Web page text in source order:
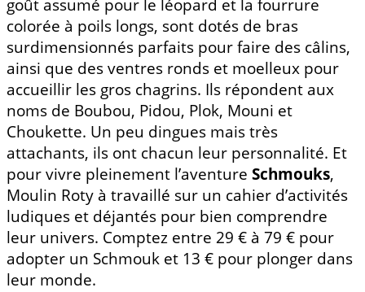
goût assumé pour le léopard et la fourrure
colorée à poils longs, sont dotés de bras
surdimensionnés parfaits pour faire des câlins,
ainsi que des ventres ronds et moelleux pour
accueillir les gros chagrins. Ils répondent aux
noms de Boubou, Pidou, Plok, Mouni et
Choukette. Un peu dingues mais très
attachants, ils ont chacun leur personnalité. Et
pour vivre pleinement l’aventure Schmouks,
Moulin Roty à travaillé sur un cahier d’activités
ludiques et déjantés pour bien comprendre
leur univers. Comptez entre 29 € à 79 € pour
adopter un Schmouk et 13 € pour plonger dans
leur monde.